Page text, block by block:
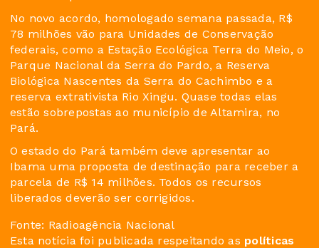
No novo acordo, homologado semana passada, R$
78 milhões vão para Unidades de Conservação
federais, como a Estação Ecológica Terra do Meio, o
Parque Nacional da Serra do Pardo, a Reserva
Biológica Nascentes da Serra do Cachimbo e a
reserva extrativista Rio Xingu. Quase todas elas
estão sobrepostas ao município de Altamira, no
Pará.
O estado do Pará também deve apresentar ao
Ibama uma proposta de destinação para receber a
parcela de R$ 14 milhões. Todos os recursos
liberados deverão ser corrigidos.
Fonte: Radioagência Nacional
Esta notícia foi publicada respeitando as políticas